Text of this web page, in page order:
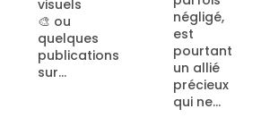
négligé,
est
pourtant
un allié
compris
qu’un
des
plus
grands
défis
pour